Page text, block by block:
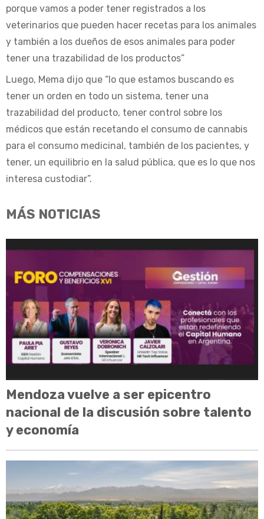
porque vamos a poder tener registrados a los
veterinarios que pueden hacer recetas para los animales
y también a los dueños de esos animales para poder
tener una trazabilidad de los productos”
Luego, Mema dijo que “lo que estamos buscando es
tener un orden en todo un sistema, tener una
trazabilidad del producto, tener control sobre los
médicos que están recetando el consumo de cannabis
para el consumo medicinal, también de los pacientes, y
tener, un equilibrio en la salud pública, que es lo que nos
interesa custodiar”.
MÁS NOTICIAS
Mendoza vuelve a ser epicentro
nacional de la discusión sobre talento
y economía